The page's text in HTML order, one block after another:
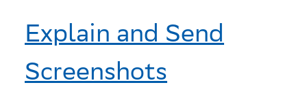
Explain and Send
Screenshots